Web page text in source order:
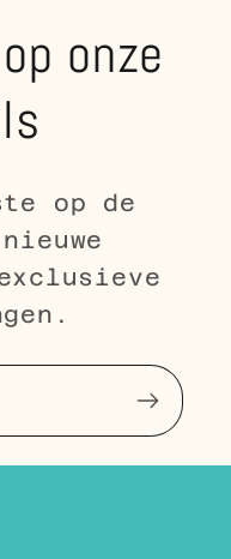
onze
op de